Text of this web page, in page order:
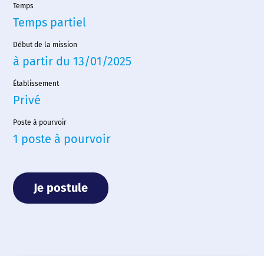
Accueil
Nous choisir
Nos agences
Nos offres d’emploi
Temps
Temps partiel
Début de la mission
à partir du 13/01/2025
Établissement
Privé
Poste à pourvoir
1 poste à pourvoir
Je postule